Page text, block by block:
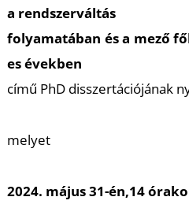
a rendszerváltás
folyamatában és a mező
es években
című PhD disszertációjának
melyet
2024. május 31-én,14